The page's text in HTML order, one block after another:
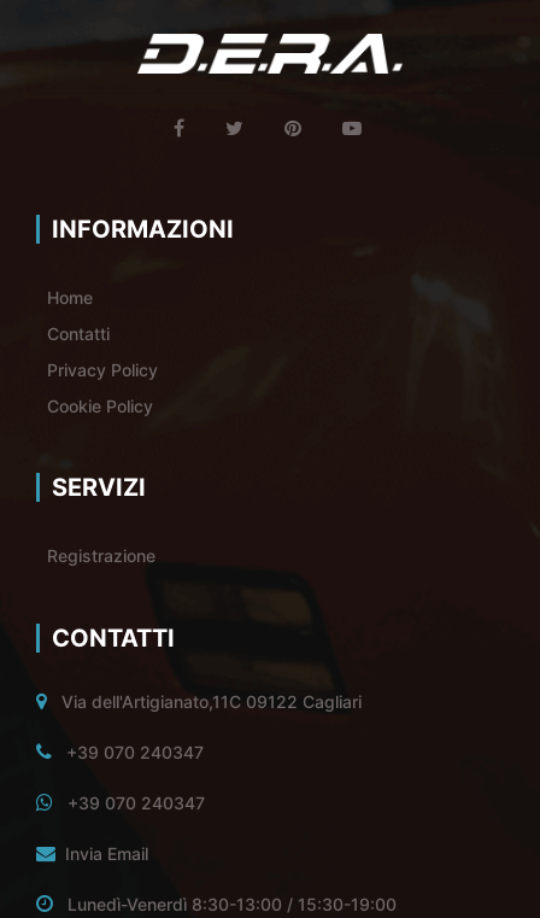
INFORMAZIONI
Home
Contatti
Privacy Policy
Cookie Policy
SERVIZI
Registrazione
CONTATTI
Via dell'Artigianato,11C 09122 Cagliari
+39 070 240347
+39 070 240347
Invia Email
Lunedì-Venerdì 8:30-13:00 / 15:30-19:00